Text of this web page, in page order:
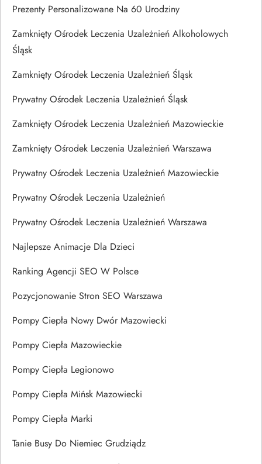
Prezenty Personalizowane Na 60 Urodziny
Zamknięty Ośrodek Leczenia Uzależnień Alkoholowych
Śląsk
Zamknięty Ośrodek Leczenia Uzależnień Śląsk
Prywatny Ośrodek Leczenia Uzależnień Śląsk
Zamknięty Ośrodek Leczenia Uzależnień Mazowieckie
Zamknięty Ośrodek Leczenia Uzależnień Warszawa
Prywatny Ośrodek Leczenia Uzależnień Mazowieckie
Prywatny Ośrodek Leczenia Uzależnień
Prywatny Ośrodek Leczenia Uzależnień Warszawa
Najlepsze Animacje Dla Dzieci
Ranking Agencji SEO W Polsce
Pozycjonowanie Stron SEO Warszawa
Pompy Ciepła Nowy Dwór Mazowiecki
Pompy Ciepła Mazowieckie
Pompy Ciepła Legionowo
Pompy Ciepła Mińsk Mazowiecki
Pompy Ciepła Marki
Tanie Busy Do Niemiec Grudziądz